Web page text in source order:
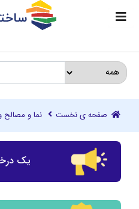
صفحه ی نخست نما و مصالح
یک